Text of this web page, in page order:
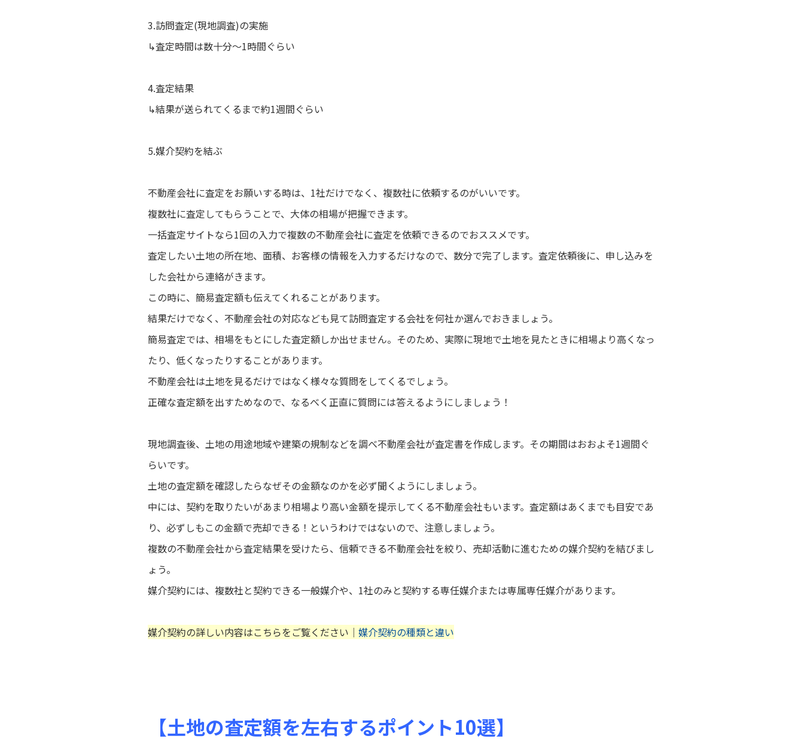
3.訪問査定(現地調査)の実施
↳査定時間は数十分～1時間ぐらい
4.査定結果
↳結果が送られてくるまで約1週間ぐらい
5.媒介契約を結ぶ
不動産会社に査定をお願いする時は、1社だけでなく、複数社に依頼するのがいいです。
複数社に査定してもらうことで、大体の相場が把握できます。
一括査定サイトなら1回の入力で複数の不動産会社に査定を依頼できるのでおススメです。
査定したい土地の所在地、面積、お客様の情報を入力するだけなので、数分で完了します。査定依頼後に、申し込みを
した会社から連絡がきます。
この時に、簡易査定額も伝えてくれることがあります。
結果だけでなく、不動産会社の対応なども見て訪問査定する会社を何社か選んでおきましょう。
簡易査定では、相場をもとにした査定額しか出せません。そのため、実際に現地で土地を見たときに相場より高くなっ
たり、低くなったりすることがあります。
不動産会社は土地を見るだけではなく様々な質問をしてくるでしょう。
正確な査定額を出すためなので、なるべく正直に質問には答えるようにしましょう！
現地調査後、土地の用途地域や建築の規制などを調べ不動産会社が査定書を作成します。その期間はおおよそ1週間ぐ
らいです。
土地の査定額を確認したらなぜその金額なのかを必ず聞くようにしましょう。
中には、契約を取りたいがあまり相場より高い金額を提示してくる不動産会社もいます。査定額はあくまでも目安であ
り、必ずしもこの金額で売却できる！というわけではないので、注意しましょう。
複数の不動産会社から査定結果を受けたら、信頼できる不動産会社を絞り、売却活動に進むための媒介契約を結びまし
ょう。
媒介契約には、複数社と契約できる一般媒介や、1社のみと契約する専任媒介または専属専任媒介があります。
媒介契約の詳しい内容はこちらをご覧ください｜ 媒介契約の種類と違い
【土地の査定額を左右するポイント10選】